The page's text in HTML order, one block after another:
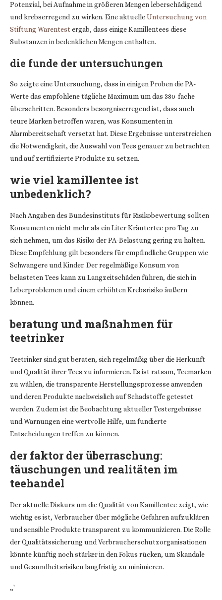
Potenzial, bei Aufnahme in größeren Mengen leberschädigend
und krebserregend zu wirken. Eine aktuelleUntersuchung von
Stiftung Warentest ergab, dass einige Kamillentees diese
Substanzen in bedenklichen Mengen enthalten.
die funde der untersuchungen
So zeigte eine Untersuchung, dass in einigen Proben die PA-
Werte das empfohlene tägliche Maximum um das 380-fache
überschritten. Besonders besorgniserregend ist, dass auch
teure Marken betroffen waren, was Konsumenten in
Alarmbereitschaft versetzt hat. Diese Ergebnisse unterstreichen
die Notwendigkeit, die Auswahl von Tees genauer zu betrachten
und auf zertifizierte Produkte zu setzen.
wie viel kamillentee ist
unbedenklich?
Nach Angaben des Bundesinstituts für Risikobewertung sollten
Konsumenten nicht mehr als ein Liter Kräutertee pro Tag zu
sich nehmen, um das Risiko der PA-Belastung gering zu halten.
Diese Empfehlung gilt besonders für empfindliche Gruppen wie
Schwangere und Kinder. Der regelmäßige Konsum von
belasteten Tees kann zu Langzeitschäden führen, die sich in
Leberproblemen und einem erhöhten Krebsrisiko äußern
können.
beratung und maßnahmen für
teetrinker
Teetrinker sind gut beraten, sich regelmäßig über die Herkunft
und Qualität ihrer Tees zu informieren. Es ist ratsam, Teemarken
zu wählen, die transparente Herstellungsprozesse anwenden
und deren Produkte nachweislich auf Schadstoffe getestet
werden. Zudem ist die Beobachtung aktueller Testergebnisse
und Warnungen eine wertvolle Hilfe, um fundierte
Entscheidungen treffen zu können.
der faktor der überraschung:
täuschungen und realitäten im
teehandel
Der aktuelle Diskurs um die Qualität von Kamillentee zeigt, wie
wichtig es ist, Verbraucher über mögliche Gefahren aufzuklären
und sensible Produkte transparent zu kommunizieren. Die Rolle
der Qualitätssicherung und Verbraucherschutzorganisationen
könnte künftig noch stärker in den Fokus rücken, um Skandale
und Gesundheitsrisiken langfristig zu minimieren.
„`